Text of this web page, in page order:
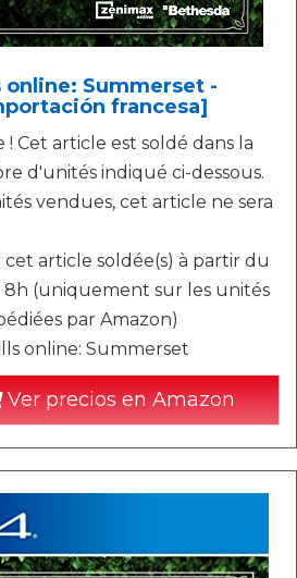
online: Summerset -
francesa]
! Cet article est soldé dans la
d'unités indiqué ci-dessous.
vendues, cet article ne sera
article soldée(s) à partir du
8h (uniquement sur les unités
par Amazon)
online: Summerset
Ver precios en Amazon